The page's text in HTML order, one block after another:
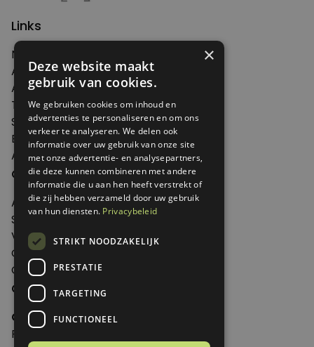
Links
Nieuws
Artikelen
Agenda
Thema's
Shop
Edities
Abonneren
Over Genoeg
Adverteren
Samenwerken
Verkooppunten
Over Genoeg
Contact
Contactgegevens
Genoeg
Postbus 595 - 3700 AN Zeist
×
Deze website maakt
gebruik van cookies.
We gebruiken cookies om inhoud en
advertenties te personaliseren en om ons
verkeer te analyseren. We delen ook
informatie over uw gebruik van onze site
met onze advertentie- en analysepartners,
die deze kunnen combineren met andere
informatie die u aan hen heeft verstrekt of
die zij hebben verzameld door uw gebruik
van hun diensten. Privacybeleid
STRIKT NOODZAKELIJK
PRESTATIE
TARGETING
FUNCTIONEEL